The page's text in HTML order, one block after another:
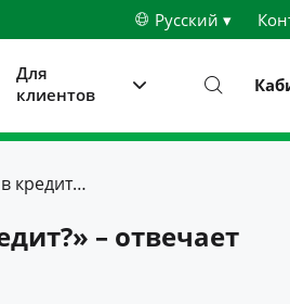
Русский ▾
Для
клиентов
«Какую сумму ты можешь взять в кредит?» – отвечает ответственный кредитор
– отвечает